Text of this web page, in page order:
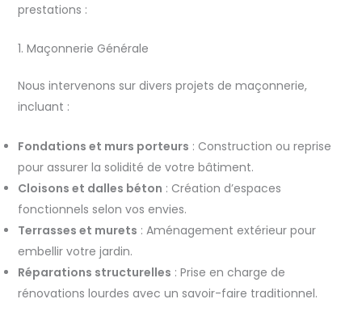
prestations :
1. Maçonnerie Générale
Nous intervenons sur divers projets de maçonnerie,
incluant :
Fondations et murs porteurs : Construction ou reprise
pour assurer la solidité de votre bâtiment.
Cloisons et dalles béton : Création d’espaces
fonctionnels selon vos envies.
Terrasses et murets : Aménagement extérieur pour
embellir votre jardin.
Réparations structurelles : Prise en charge de
rénovations lourdes avec un savoir-faire traditionnel.